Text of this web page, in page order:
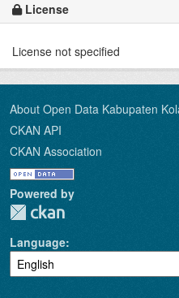
License
License not specified
About Open Data Kabupaten
CKAN API
CKAN Association
Powered by
Language